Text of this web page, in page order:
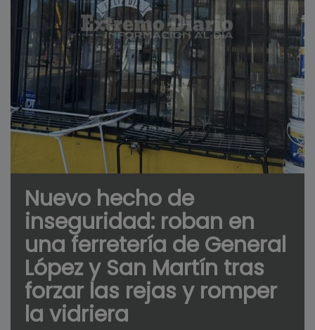
Nuevo hecho de
inseguridad: roban en
una ferretería de General
López y San Martín tras
forzar las rejas y romper
la vidriera